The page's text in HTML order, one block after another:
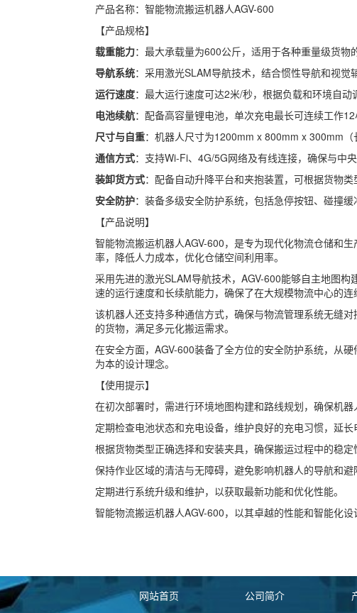
产品名称：智能物流搬运机器人AGV-600
【产品规格】
载重能力：最大承载量为600公斤，适用于各种重量级货物
导航系统：采用激光SLAM导航技术，结合惯性导航和视觉
运行速度：最大运行速度可达2米/秒，根据负载和环境自动
电池续航：配备高容量锂电池，单次充电最长可连续工作
尺寸与自重：机器人尺寸为1200mm x 800mm x 300mm
通信方式：支持Wi-Fi、4G/5G网络及有线连接，确保与中
装卸货方式：配备自动升降平台和夹抱装置，可根据货物
安全防护：装备多级安全防护系统，包括急停按钮、碰撞
【产品说明】
智能物流搬运机器人AGV-600，是专为现代化物流仓储和
率，降低人力成本，优化仓储空间利用率。
采用先进的激光SLAM导航技术，AGV-600能够自主地图
速的运行速度和长续航能力，确保了在大规模物流中心的
该机器人还支持多种通信方式，确保与物流管理系统无缝
的货物，满足多元化搬运需求。
在安全方面，AGV-600装备了全方位的安全防护系统，从
为本的设计理念。
【使用提示】
在初次部署时，需进行环境地图构建和路线规划，确保机器
定期检查电池状态和充电设备，维护良好的充电习惯，延长
根据货物类型正确选择和安装夹具，确保搬运过程中的稳定
保持作业区域的清洁与无障碍，避免影响机器人的导航和避
定期进行系统升级和维护，以获取最新功能和优化性能。
智能物流搬运机器人AGV-600，以其卓越的性能和智能化
网站首页 公司简介